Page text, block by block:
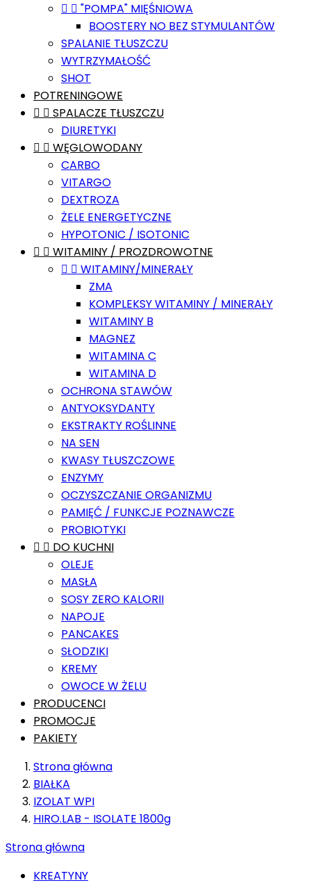
  "POMPA" MIĘŚNIOWA
BOOSTERY NO BEZ STYMULANTÓW
SPALANIE TŁUSZCZU
WYTRZYMAŁOŚĆ
SHOT
POTRENINGOWE
  SPALACZE TŁUSZCZU
DIURETYKI
  WĘGLOWODANY
CARBO
VITARGO
DEXTROZA
ŻELE ENERGETYCZNE
HYPOTONIC / ISOTONIC
  WITAMINY / PROZDROWOTNE
  WITAMINY/MINERAŁY
ZMA
KOMPLEKSY WITAMINY / MINERAŁY
WITAMINY B
MAGNEZ
WITAMINA C
WITAMINA D
OCHRONA STAWÓW
ANTYOKSYDANTY
EKSTRAKTY ROŚLINNE
NA SEN
KWASY TŁUSZCZOWE
ENZYMY
OCZYSZCZANIE ORGANIZMU
PAMIĘĆ / FUNKCJE POZNAWCZE
PROBIOTYKI
  DO KUCHNI
OLEJE
MASŁA
SOSY ZERO KALORII
NAPOJE
PANCAKES
SŁODZIKI
KREMY
OWOCE W ŻELU
PRODUCENCI
PROMOCJE
PAKIETY
Strona główna
BIAŁKA
IZOLAT WPI
HIRO.LAB - ISOLATE 1800g
Strona główna
KREATYNY